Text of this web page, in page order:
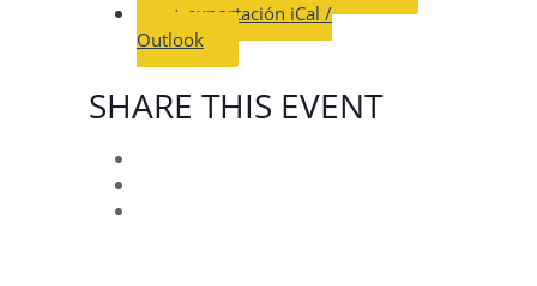
+ exportación iCal /
Outlook
SHARE THIS EVENT